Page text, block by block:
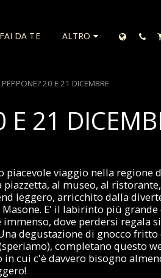
DA TE ALTRO
20 E 21 DICEMBRE
E 21
piacevole viaggio nella regione
piazzetta, al museo, al
leggero, arricchito dalla
E' il labirinto più grande
dove perdersi regala
degustazione di gnocco
completano questo
cui c'è davvero bisogno